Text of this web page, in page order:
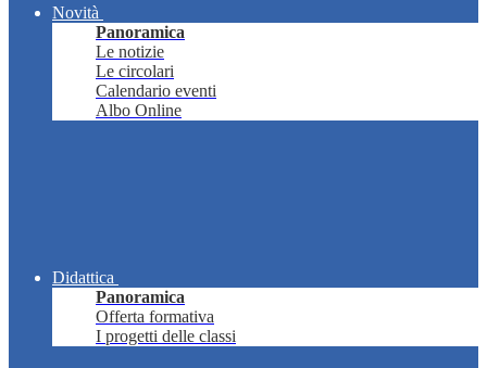
Novità
Panoramica
Le notizie
Le circolari
Calendario eventi
Albo Online
Didattica
Panoramica
Offerta formativa
I progetti delle classi